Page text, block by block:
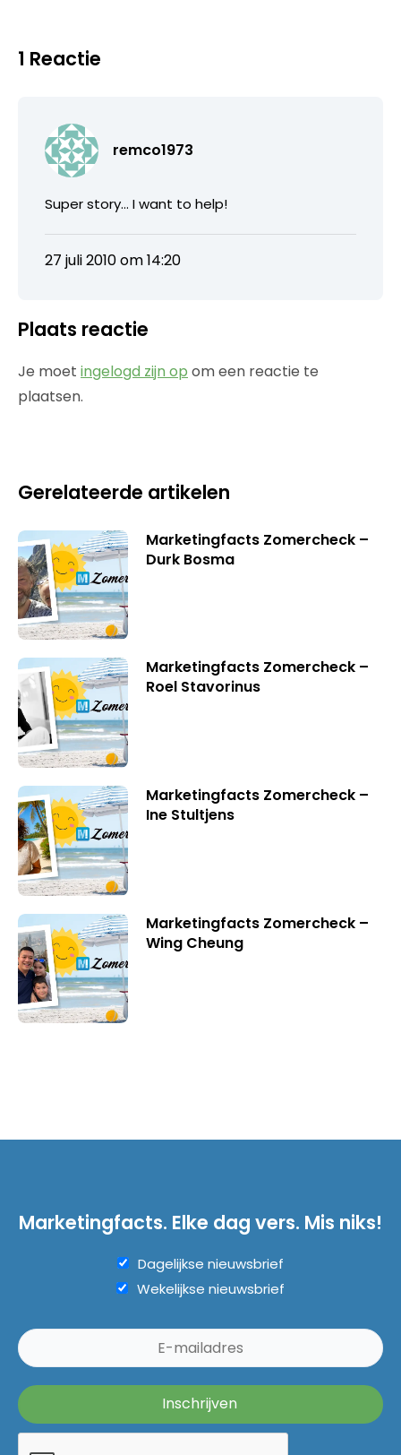
1 Reactie
remco1973
Super story… I want to help!
27 juli 2010 om 14:20
Plaats reactie
Je moet ingelogd zijn op om een reactie te
plaatsen.
Gerelateerde artikelen
Marketingfacts Zomercheck –
Durk Bosma
Marketingfacts Zomercheck –
Roel Stavorinus
Marketingfacts Zomercheck –
Ine Stultjens
Marketingfacts Zomercheck –
Wing Cheung
Marketingfacts. Elke dag vers. Mis niks!
Dagelijkse nieuwsbrief
Wekelijkse nieuwsbrief